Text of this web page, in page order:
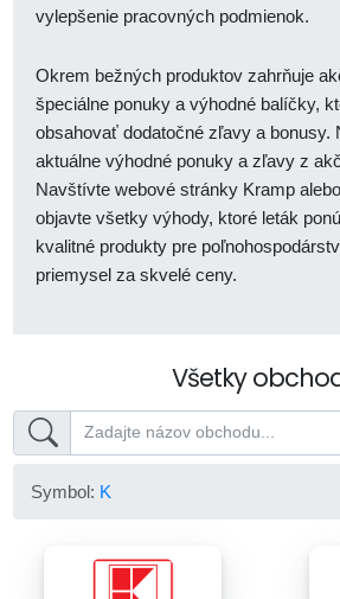
vylepšenie pracovných podmienok.
Okrem bežných produktov zahrňuje
špeciálne ponuky a výhodné balíčky,
obsahovať dodatočné zľavy a bonusy.
aktuálne výhodné ponuky a zľavy z
Navštívte webové stránky Kramp
objavte všetky výhody, ktoré leták
kvalitné produkty pre
priemysel za skvelé ceny.
Všetky
Symbol: K